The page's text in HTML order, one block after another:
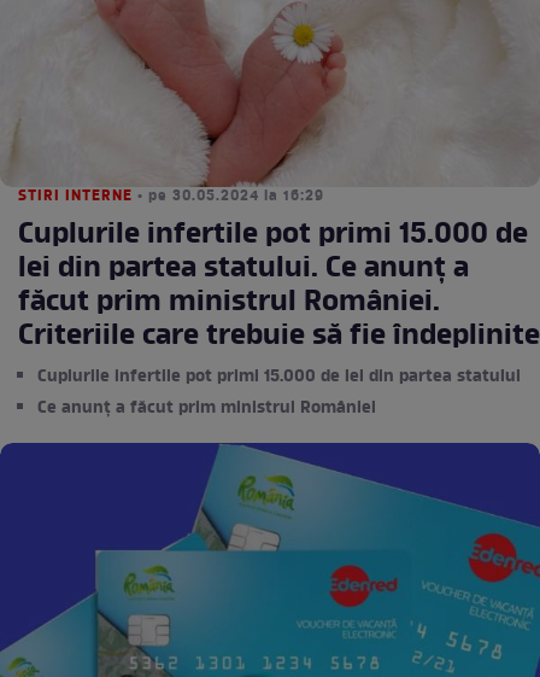
STIRI INTERNE • pe 30.05.2024 la 16:29
Cuplurile infertile pot primi 15.000 de
lei din partea statului. Ce anunț a
făcut prim ministrul României.
Criteriile care trebuie să fie îndeplinite
Cuplurile infertile pot primi 15.000 de lei din partea statului
Ce anunț a făcut prim ministrul României